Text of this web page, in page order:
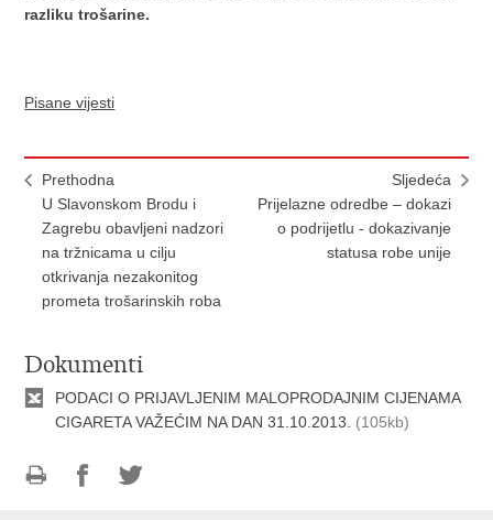
razliku trošarine.
Pisane vijesti
Prethodna
U Slavonskom Brodu i
Zagrebu obavljeni nadzori
na tržnicama u cilju
otkrivanja nezakonitog
prometa trošarinskih roba
Sljedeća
Prijelazne odredbe – dokazi
o podrijetlu - dokazivanje
statusa robe unije
Dokumenti
PODACI O PRIJAVLJENIM MALOPRODAJNIM CIJENAMA
CIGARETA VAŽEĆIM NA DAN 31.10.2013. (105kb)